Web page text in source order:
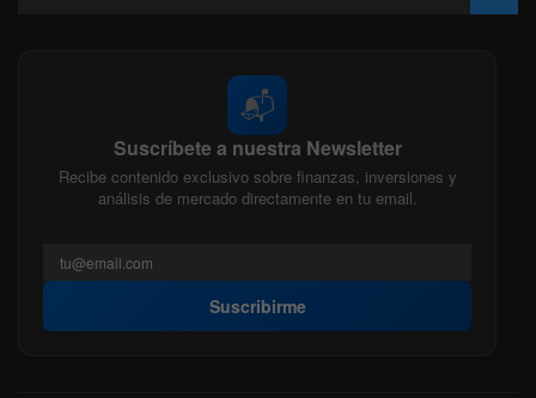
📬
Suscríbete a nuestra Newsletter
Recibe contenido exclusivo sobre finanzas, inversiones y
análisis de mercado directamente en tu email.
Suscribirme